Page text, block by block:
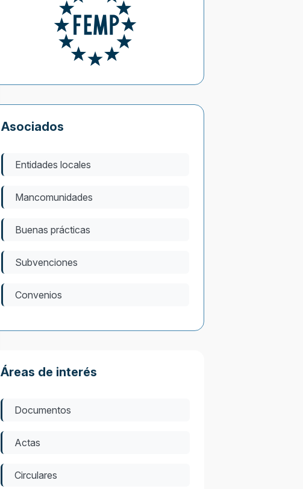
Asociados
Entidades locales
Mancomunidades
Buenas prácticas
Subvenciones
Convenios
Áreas de interés
Documentos
Actas
Circulares